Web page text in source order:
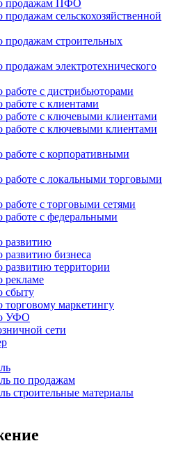
продажам ПФО
сельскохозяйственной
продажам строительных
электротехнического
с дистрибьюторами
с клиентами
с ключевыми клиентами
с ключевыми клиентами
с корпоративными
с локальными торговыми
с торговыми сетями
с федеральными
развитию
бизнеса
территории
рекламе
сбыту
маркетингу
УФО
сети
по продажам
строительные материалы